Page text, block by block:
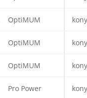
OptiMUM
OptiMUM
OptiMUM
Pro Power